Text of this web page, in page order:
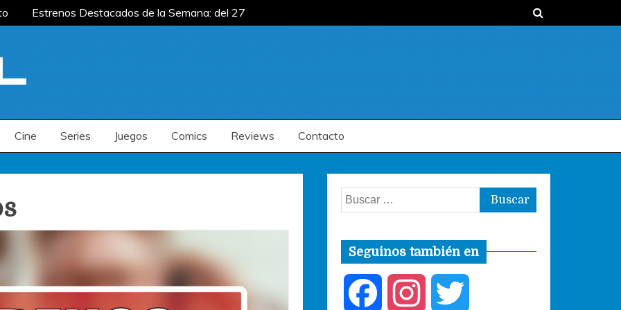
Estrenos Destacados de la Semana: del 27
Cine Series Juegos Comics Reviews Contacto
Buscar:
Seguinos también en